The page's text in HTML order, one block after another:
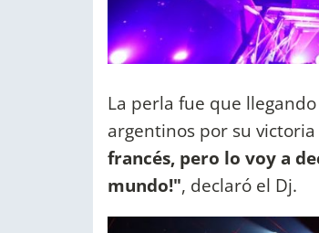
La perla fue que
argentinos por su
francés, pero lo voy a
mundo!", declaró el Dj.